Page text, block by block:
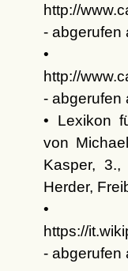
http://
- abgerufen
•
http://
- abgerufen
• Lexikon
von
Kasper,
Herder,
•
https://
- abgerufen